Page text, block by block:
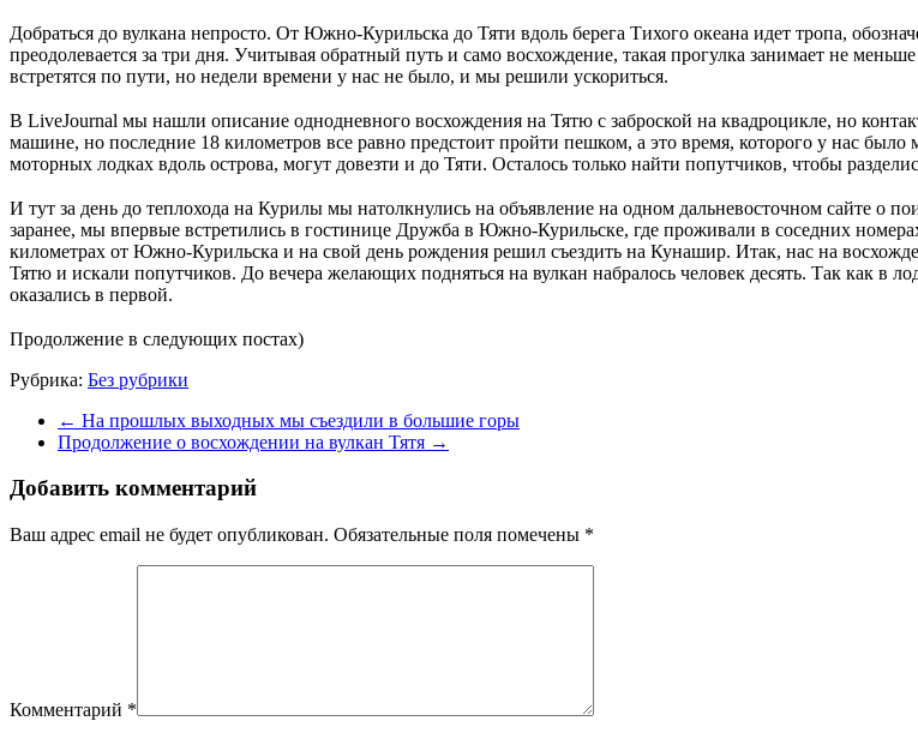
Добраться до вулкана непросто. От Южно-Курильска до Тяти вдоль берега Тихого океана идет тропа,
преодолевается за три дня. Учитывая обратный путь и само восхождение, такая прогулка занимает не
встретятся по пути, но недели времени у нас не было, и мы решили ускориться.
В LiveJournal мы нашли описание однодневного восхождения на Тятю с заброской на квадроцикле, но
машине, но последние 18 километров все равно предстоит пройти пешком, а это время, которого у нас
моторных лодках вдоль острова, могут довезти и до Тяти. Осталось только найти попутчиков, чтобы
И тут за день до теплохода на Курилы мы натолкнулись на объявление на одном дальневосточном сайте о
заранее, мы впервые встретились в гостинице Дружба в Южно-Курильске, где проживали в соседних
километрах от Южно-Курильска и на свой день рождения решил съездить на Кунашир. Итак, нас на
Тятю и искали попутчиков. До вечера желающих подняться на вулкан набралось человек десять. Так как в
оказались в первой.
Продолжение в следующих постах)
Рубрика: Без рубрики
← На прошлых выходных мы съездили в большие горы
Продолжение о восхождении на вулкан Тятя →
Добавить комментарий
Ваш адрес email не будет опубликован. Обязательные поля помечены *
Комментарий *